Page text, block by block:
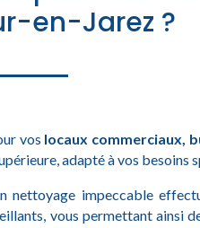
en-Jarez ?
vos locaux commerciaux,
adapté à vos besoins
nettoyage impeccable
vous permettant ainsi